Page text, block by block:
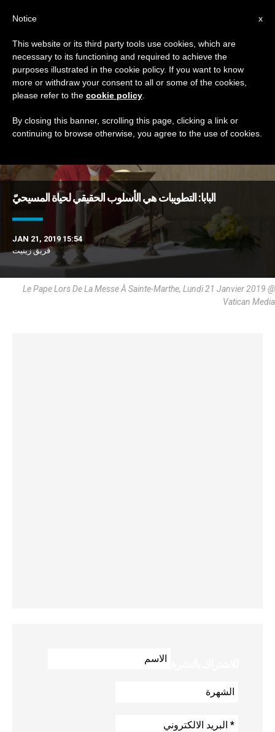
TAG
Posts Tagged ‘الاتّهام’
DERNIÈRES NOUVELLES
البابا: التطويبات هي الأسلوب الحقيقي لحياة المسيحيّ
JAN 21, 2019 15:54
فريق زينيت
Le Pape Lors De La Messe À Sainte-Marthe, Lundi 21 Janvier 2019 @
Vatican Media
x
Notice
This website or its third party tools use cookies, which are
necessary to its functioning and required to achieve the
purposes illustrated in the cookie policy. If you want to know
more or withdraw your consent to all or some of the cookies,
please refer to the cookie policy
By closing this banner, scrolling this page, clicking a link or
continuing to browse otherwise, you agree to the use of cookies.